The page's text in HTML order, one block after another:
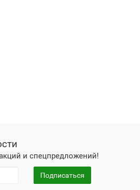
и спецпредложений!
Подписаться